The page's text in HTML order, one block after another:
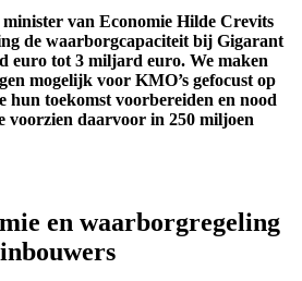
van Economie Hilde Crevits
de waarborgcapaciteit bij Gigarant
euro tot 3 miljard euro. We maken
mogelijk voor KMO’s gefocust op
hun toekomst voorbereiden en nood
voorzien daarvoor in 250 miljoen
en waarborgregeling